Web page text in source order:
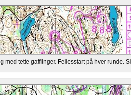
med tette gafflinger. Fellesstart på hver runde.